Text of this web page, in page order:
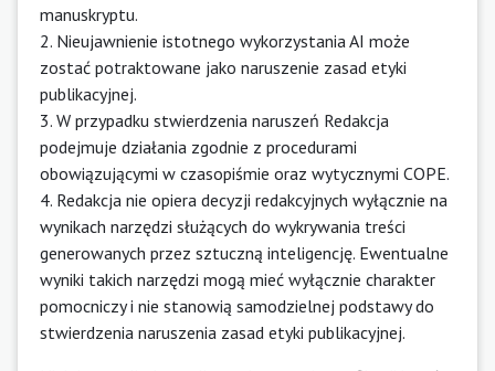
manuskryptu.
2. Nieujawnienie istotnego wykorzystania AI może
zostać potraktowane jako naruszenie zasad etyki
publikacyjnej.
3. W przypadku stwierdzenia naruszeń Redakcja
podejmuje działania zgodnie z procedurami
obowiązującymi w czasopiśmie oraz wytycznymi COPE.
4. Redakcja nie opiera decyzji redakcyjnych wyłącznie na
wynikach narzędzi służących do wykrywania treści
generowanych przez sztuczną inteligencję. Ewentualne
wyniki takich narzędzi mogą mieć wyłącznie charakter
pomocniczy i nie stanowią samodzielnej podstawy do
stwierdzenia naruszenia zasad etyki publikacyjnej.